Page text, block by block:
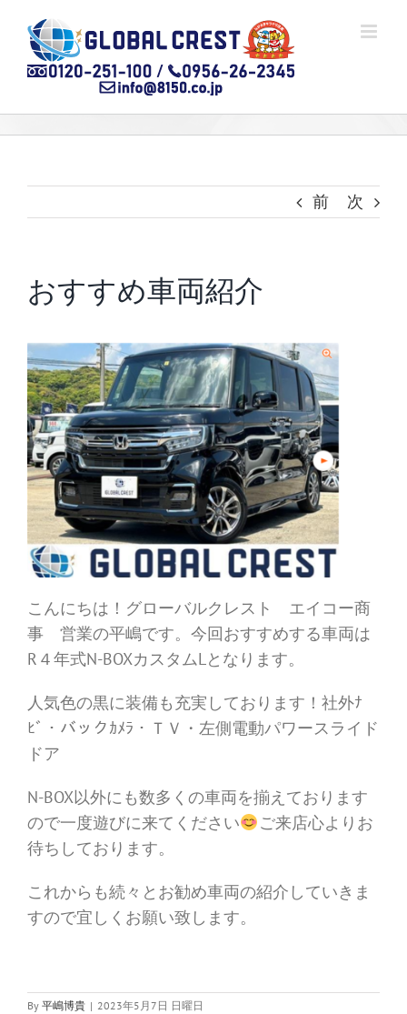
content
前 次
おすすめ車両紹介
こんにちは！グローバルクレスト エイコー商
事 営業の平嶋です。今回おすすめする車両は
R４年式N-BOXカスタムLとなります。
人気色の黒に装備も充実しております！社外ﾅ
ﾋﾞ・バックｶﾒﾗ・ＴＶ・左側電動パワースライド
ドア
N-BOX以外にも数多くの車両を揃えております
ので一度遊びに来てください
ご来店心よりお
待ちしております。
これからも続々とお勧め車両の紹介していきま
すので宜しくお願い致します。
By 平嶋博貴 | 2023年5月7日 日曜日